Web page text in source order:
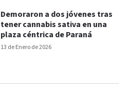
13 de Enero de 2026
Demoraron a dos jóvenes tras
tener cannabis sativa en una
plaza céntrica de Paraná